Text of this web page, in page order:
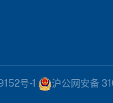
号-1 沪公网安备